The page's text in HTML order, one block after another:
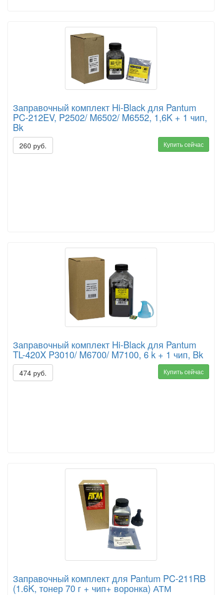
Заправочный комплект Hi-Black для Pantum
PC-212EV, P2502/ M6502/ M6552, 1,6K + 1 чип,
Bk
260 руб. Купить сейчас
Заправочный комплект Hi-Black для Pantum
TL-420X P3010/ M6700/ M7100, 6 k + 1 чип, Bk
474 руб. Купить сейчас
Заправочный комплект для Pantum PC-211RB
(1.6K, тонер 70 г + чип+ воронка) АТМ